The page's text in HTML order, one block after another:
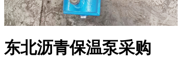
东北沥青保温泵采购